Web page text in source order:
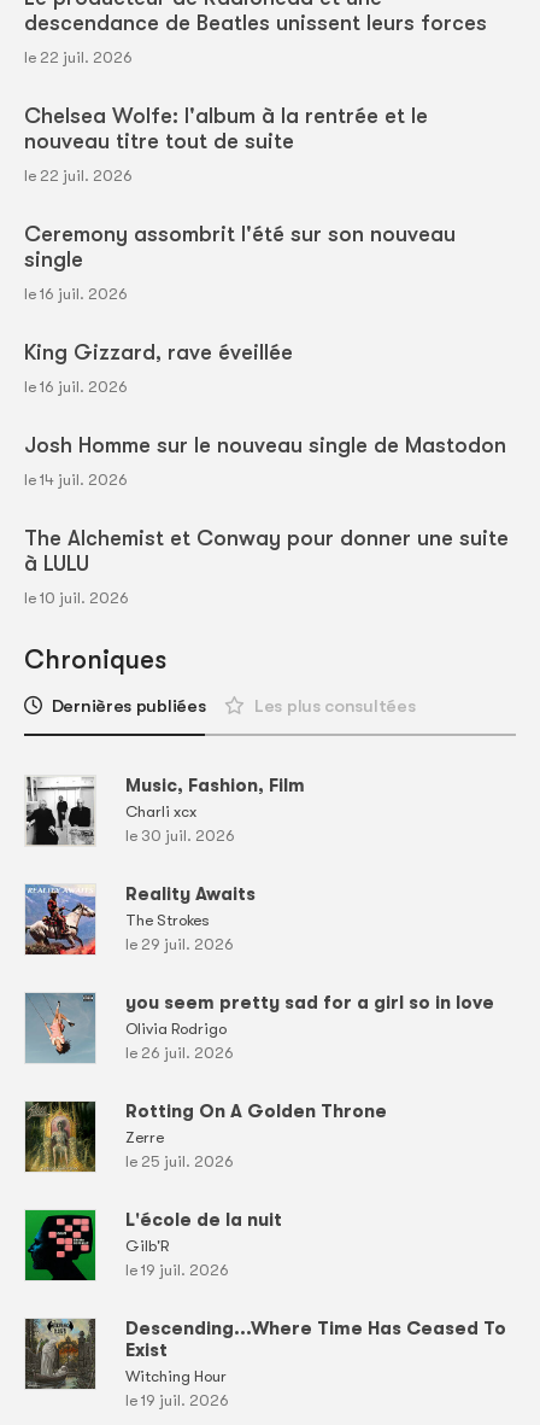
descendance de Beatles unissent leurs forces
le 22 juil. 2026
Chelsea Wolfe: l'album à la rentrée et le
nouveau titre tout de suite
le 22 juil. 2026
Ceremony assombrit l'été sur son nouveau
single
le 16 juil. 2026
King Gizzard, rave éveillée
le 16 juil. 2026
Josh Homme sur le nouveau single de Mastodon
le 14 juil. 2026
The Alchemist et Conway pour donner une suite
à LULU
le 10 juil. 2026
Chroniques
Dernières publiées Les plus consultées
Music, Fashion, Film
Charli xcx
le 30 juil. 2026
Reality Awaits
The Strokes
le 29 juil. 2026
you seem pretty sad for a girl so in love
Olivia Rodrigo
le 26 juil. 2026
Rotting On A Golden Throne
Zerre
le 25 juil. 2026
L'école de la nuit
Gilb'R
le 19 juil. 2026
Descending...Where Time Has Ceased To
Exist
Witching Hour
le 19 juil. 2026